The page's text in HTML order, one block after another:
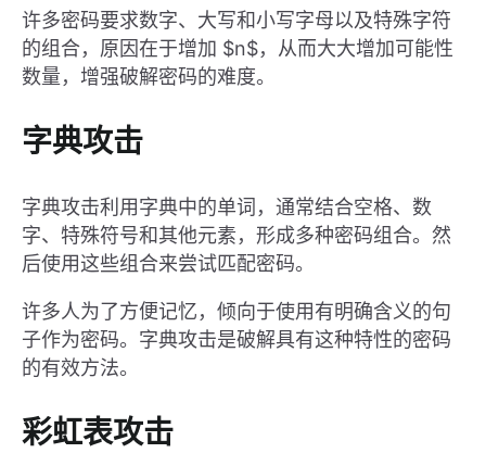
许多密码要求数字、大写和小写字母以及特殊字符
的组合，原因在于增加 $n$，从而大大增加可能性
数量，增强破解密码的难度。
字典攻击
字典攻击利用字典中的单词，通常结合空格、数
字、特殊符号和其他元素，形成多种密码组合。然
后使用这些组合来尝试匹配密码。
许多人为了方便记忆，倾向于使用有明确含义的句
子作为密码。字典攻击是破解具有这种特性的密码
的有效方法。
彩虹表攻击